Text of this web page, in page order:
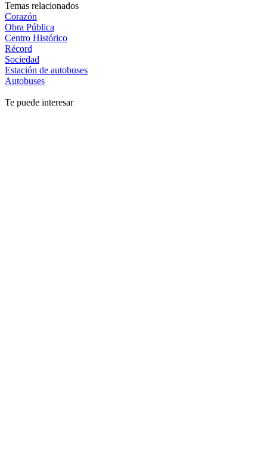
Temas relacionados
Corazón
Obra Pública
Centro Histórico
Récord
Sociedad
Estación de autobuses
Autobuses
Te puede interesar